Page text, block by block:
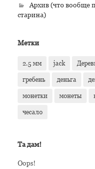
Архив (что вообще
старина)
Метки
2.5 мм jack
гребень деньга
монетки монеты
чесало
Та дам!
Oops!